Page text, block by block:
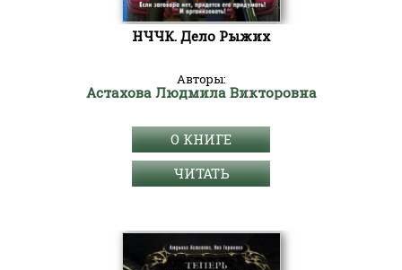
НЧЧК. Дело Рыжих
Авторы:
Астахова Людмила Викторовна
О КНИГЕ
ЧИТАТЬ